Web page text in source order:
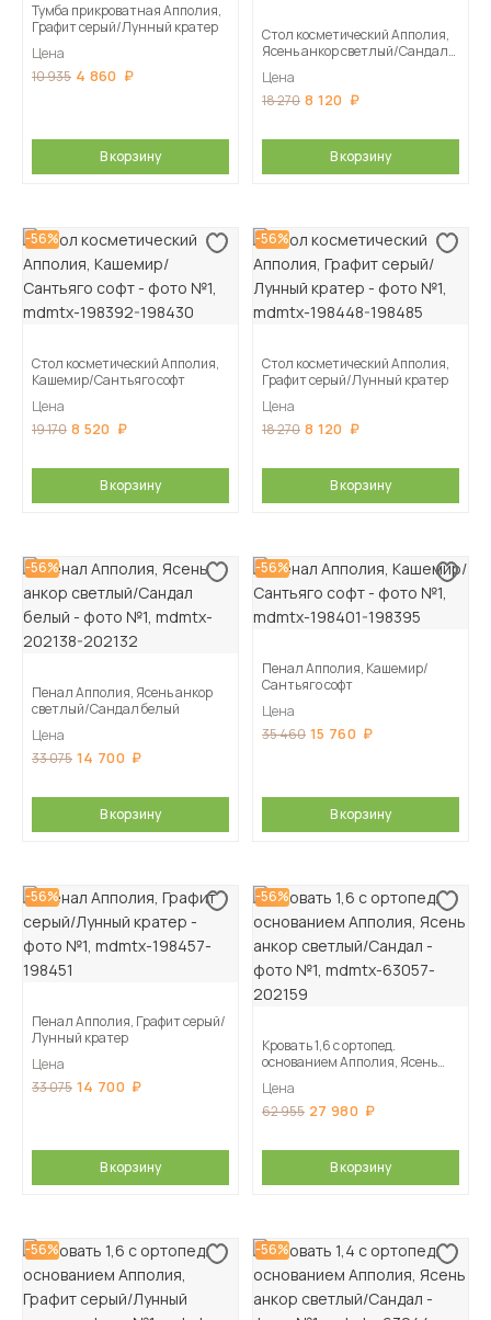
Тумба прикроватная Апполия,
Графит серый/Лунный кратер
Цена
10 935 4 860
В корзину
Стол косметический Апполия,
Ясень анкор светлый/Сандал
Цена
18 270 8 120
В корзину
-56%
Стол косметический Апполия,
Кашемир/Сантьяго софт
Цена
19 170 8 520
В корзину
-56%
Стол косметический Апполия,
Графит серый/Лунный кратер
Цена
18 270 8 120
В корзину
-56%
Пенал Апполия, Ясень анкор
светлый/Сандал белый
Цена
33 075 14 700
В корзину
-56%
Пенал Апполия, Кашемир/
Сантьяго софт
Цена
35 460 15 760
В корзину
-56%
Пенал Апполия, Графит серый/
Лунный кратер
Цена
33 075 14 700
В корзину
-56%
Кровать 1,6 с ортопед.
основанием Апполия, Ясень
Цена
62 955 27 980
В корзину
-56% -56%